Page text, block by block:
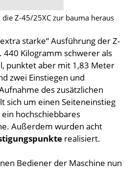
Z-45/25XC zur bauma heraus
starke“ Ausführung der Z-
440 Kilogramm schwerer als
punktet aber mit 1,83 Meter
zwei Einstiegen und
des zusätzlichen
sich um einen Seiteneinstieg
hochschiebbares
Außerdem wurden acht
realisiert.
Bediener der Maschine nun